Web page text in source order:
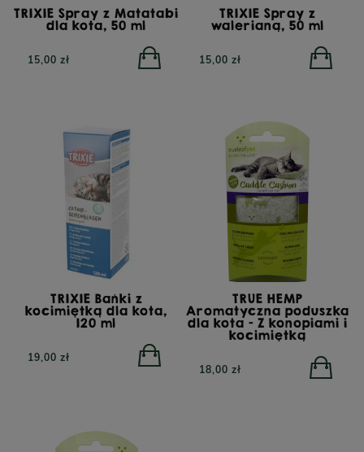
TRIBAL Fresh Pressed
Indyk, tłoczona na zimno
karma dla dorosłych
psów, 12 kg
YORA All Breed
GrainFree Mono Insect,
bezzbożowa sucha
karma dla psów z
insektami, 12 kg
450,00 zł
POWIADOM O
DOSTĘPNOŚCI
TRIXIE Spray z Matatabi
dla kota, 50 ml
15,00 zł
TRIXIE Spray z
walerianą, 50 ml
15,00 zł
TRIXIE Bańki z
kocimiętką dla kota,
120 ml
19,00 zł
TRUE HEMP
Aromatyczna poduszka
dla kota - Z konopiami i
kocimiętką
18,00 zł